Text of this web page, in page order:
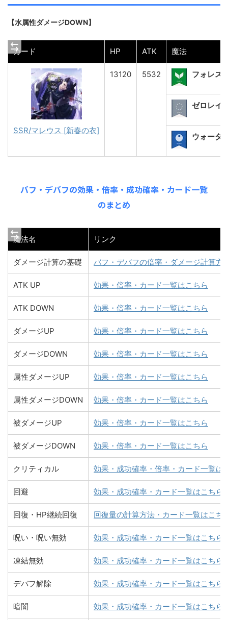
【水属性ダメージDOWN】
カード HP ATK 魔法
SSR/マレウス [新春の衣]
13120 5532 フォレス
ゼロレイ
ウォータ
バフ・デバフの効果・倍率・成功確率・カード一覧
のまとめ
魔法名 リンク
ダメージ計算の基礎 バフ・デバフの倍率・ダメージ計算方
ATK UP 効果・倍率・カード一覧はこちら
ATK DOWN 効果・倍率・カード一覧はこちら
ダメージUP 効果・倍率・カード一覧はこちら
ダメージDOWN 効果・倍率・カード一覧はこちら
属性ダメージUP 効果・倍率・カード一覧はこちら
属性ダメージDOWN 効果・倍率・カード一覧はこちら
被ダメージUP 効果・倍率・カード一覧はこちら
被ダメージDOWN 効果・倍率・カード一覧はこちら
クリティカル 効果・成功確率・倍率・カード一覧は
回避 効果・成功確率・カード一覧はこちら
回復・HP継続回復 回復量の計算方法・カード一覧はこち
呪い・呪い無効 効果・成功確率・カード一覧はこちら
凍結無効 効果・成功確率・カード一覧はこちら
デバフ解除 効果・成功確率・カード一覧はこちら
暗闇 効果・成功確率・カード一覧はこちら